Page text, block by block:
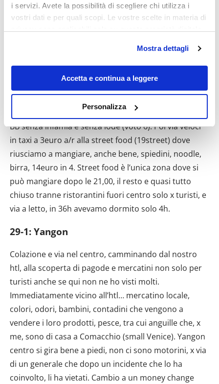
i servizi. Avete la possibilità di scegliere chi utilizza i
vostri dati e per quali scopi. Le vostre scelte in materia di
modificare o revocare il proprio consenso in qualsiasi
momento dalla Dichiarazione sui cookie o facendo clic
sull'icona di attivazione della privacy.
raccogliere informazioni sulla tua posizione
geografica, con un'approssimazione di qualche
metro,
Identificare il tuo dispositivo, scansionandolo
attivamente alla ricerca di caratteristiche specifiche
(impronte digitali).
Approfondisci come vengono elaborati i tuoi dati personali
e imposta le tue preferenze nella sezione dettagli. Puoi
modificare o ritirare il tuo consenso in qualsiasi momento
annunci, per fornire funzionalità dei social media e per
analizzare il nostro traffico. Condividiamo inoltre
informazioni sul modo in cui utilizzi il nostro sito con i
nostri partner che si occupano di analisi dei dati web,
con altre informazioni che hai fornito loro o che hanno
raccolto dal tuo utilizzo dei loro servizi.
Mostra dettagli
Accetta e continua a leggere
Personalizza
Yangon, BKK>YNG volo Airasia a 39euro, arrivo alle
20,00, taxi 10000 kiat (8euro) x htl Good Time 34euro
BB senza infamia e senza lode (voto 6). Poi via veloci
in taxi a 3euro a/r alla street food (19street) dove
riusciamo a mangiare, anche bene, spiedini, noodle,
birra, 14euro in 4. Street food è l’unica zona dove si
può mangiare dopo le 21,00, il resto e quasi tutto
chiuso tranne ristorantini fuori centro solo x turisti, e
via a letto, in 36h avevamo dormito solo 4h.
29-1: Yangon
Colazione e via nel centro, camminando dal nostro
htl, alla scoperta di pagode e mercatini non solo per
turisti anche se qui non ne ho visti molti.
Immediatamente vicino all’htl… mercatino locale,
colori, odori, bambini, contadini che vengono a
vendere i loro prodotti, pesce, tra cui anguille che, x
me, sono di casa a Comacchio (small Venice). Yangon
centro si gira bene a piedi, non ci sono motorini, x via
di un generale che dopo un incidente che lo ha
coinvolto, li ha vietati. Cambio a un money change